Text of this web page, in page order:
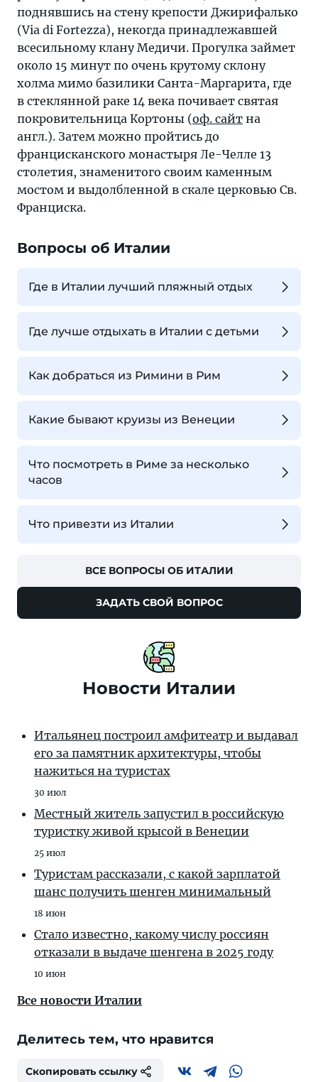
поднявшись на стену крепости Джирифалько
(Via di Fortezza), некогда принадлежавшей
всесильному клану Медичи. Прогулка займет
около 15 минут по очень крутому склону
холма мимо базилики Санта-Маргарита, где
в стеклянной раке 14 века почивает святая
покровительница Кортоны (оф. сайт на
англ.). Затем можно пройтись до
францисканского монастыря Ле-Челле 13
столетия, знаменитого своим каменным
мостом и выдолбленной в скале церковью Св.
Франциска.
Вопросы об Италии
Где в Италии лучший пляжный отдых
Где лучше отдыхать в Италии с детьми
Как добраться из Римини в Рим
Какие бывают круизы из Венеции
Что посмотреть в Риме за несколько
часов
Что привезти из Италии
ВСЕ ВОПРОСЫ ОБ ИТАЛИИ
ЗАДАТЬ СВОЙ ВОПРОС
Новости Италии
Итальянец построил амфитеатр и выдавал
его за памятник архитектуры, чтобы
нажиться на туристах
30 июл
Местный житель запустил в российскую
туристку живой крысой в Венеции
25 июл
Туристам рассказали, с какой зарплатой
шанс получить шенген минимальный
18 июн
Стало известно, какому числу россиян
отказали в выдаче шенгена в 2025 году
10 июн
Все новости Италии
Делитесь тем, что нравится
Скопировать ссылку